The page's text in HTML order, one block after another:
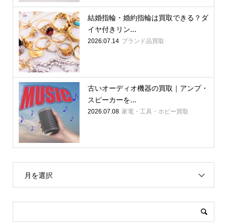
結婚指輪・婚約指輪は買取できる？ダ
イヤ付きリン...
2026.07.14 ブランド品買取
古いオーディオ機器の買取｜アンプ・
スピーカーを...
2026.07.08 家電・工具・ホビー買取
月を選択